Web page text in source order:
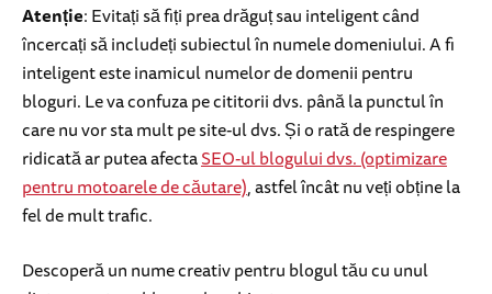
Atenție: Evitați să fiți prea drăguț sau inteligent când
încercați să includeți subiectul în numele domeniului. A fi
inteligent este inamicul numelor de domenii pentru
bloguri. Le va confuza pe cititorii dvs. până la punctul în
care nu vor sta mult pe site-ul dvs. Și o rată de respingere
ridicată ar putea afectaSEO-ul blogului dvs. (optimizare
pentru motoarele de căutare), astfel încât nu veți obține la
fel de mult trafic.
Descoperă un nume creativ pentru blogul tău cu unul